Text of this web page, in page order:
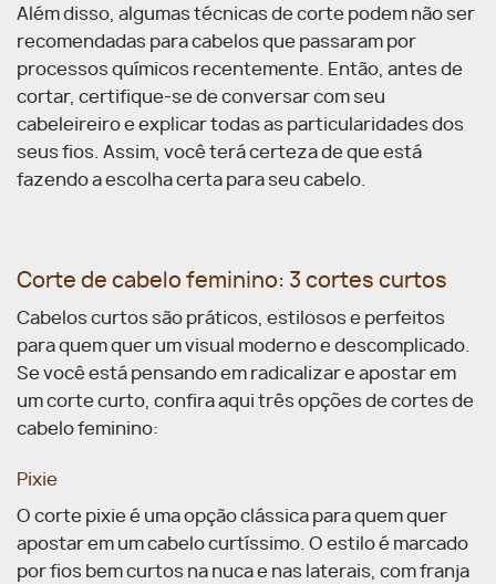
Além disso, algumas técnicas de corte podem não ser
recomendadas para cabelos que passaram por
processos químicos recentemente. Então, antes de
cortar, certifique-se de conversar com seu
cabeleireiro e explicar todas as particularidades dos
seus fios. Assim, você terá certeza de que está
fazendo a escolha certa para seu cabelo.
Corte de cabelo feminino: 3 cortes curtos
Cabelos curtos são práticos, estilosos e perfeitos
para quem quer um visual moderno e descomplicado.
Se você está pensando em radicalizar e apostar em
um corte curto, confira aqui três opções de cortes de
cabelo feminino:
Pixie
O corte pixie é uma opção clássica para quem quer
apostar em um cabelo curtíssimo. O estilo é marcado
por fios bem curtos na nuca e nas laterais, com franja